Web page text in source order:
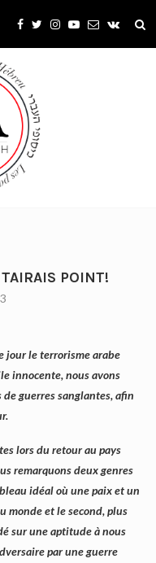
POINT!
jour le terrorisme arabe
innocente, nous avons
guerres sanglantes, afin
lors du retour au pays
remarquons deux genres
idéal où une paix et un
monde et le second, plus
sur une aptitude à nous
par une guerre